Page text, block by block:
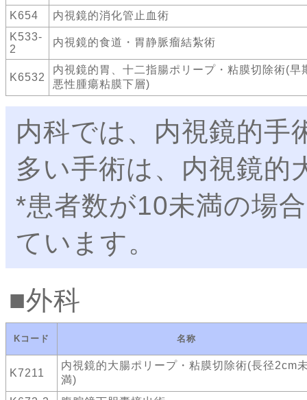
K654
内視鏡的消化管止血術
K533-
2
内視鏡的食道・胃静脈瘤結紮術
K6532
内視鏡的胃、十二指腸ポリープ・粘膜切除術(早
悪性腫瘍粘膜下層)
内科では、内視鏡的手
多い手術は、内視鏡的
*患者数が10未満の場
ています。
外科
Kコード 名称
K7211
内視鏡的大腸ポリープ・粘膜切除術(長径2cm
満)